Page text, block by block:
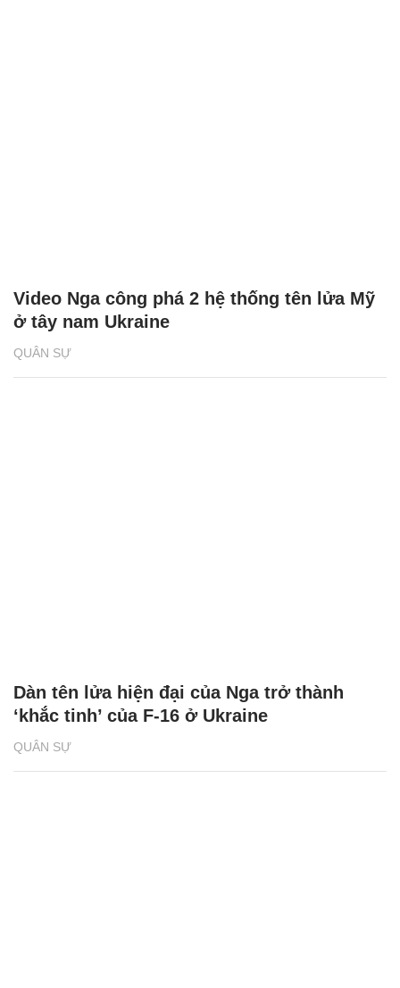
QUÂN SỰ
Video Nga công phá 2 hệ thống tên lửa Mỹ
ở tây nam Ukraine
QUÂN SỰ
Dàn tên lửa hiện đại của Nga trở thành
‘khắc tinh’ của F-16 ở Ukraine